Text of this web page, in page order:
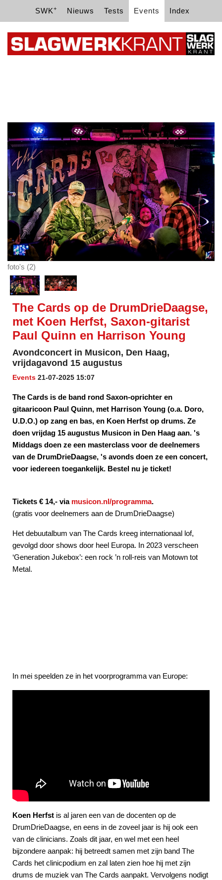
SWK+ Nieuws Tests Events Index
foto's (2)
The Cards op de DrumDrieDaagse,
met Koen Herfst, Saxon-gitarist
Paul Quinn en Harrison Young
Avondconcert in Musicon, Den Haag,
vrijdagavond 15 augustus
Events 21-07-2025 15:07
The Cards is de band rond Saxon-oprichter en
gitaaricoon Paul Quinn, met Harrison Young (o.a. Doro,
U.D.O.) op zang en bas, en Koen Herfst op drums. Ze
doen vrijdag 15 augustus Musicon in Den Haag aan. 's
Middags doen ze een masterclass voor de deelnemers
van de DrumDrieDaagse, 's avonds doen ze een concert,
voor iedereen toegankelijk. Bestel nu je ticket!
Tickets € 14,- via musicon.nl/programma.
(gratis voor deelnemers aan de DrumDrieDaagse)
Het debuutalbum van The Cards kreeg internationaal lof,
gevolgd door shows door heel Europa. In 2023 verscheen
‘Generation Jukebox’: een rock ’n roll-reis van Motown tot
Metal.
In mei speelden ze in het voorprogramma van Europe:
Koen Herfst is al jaren een van de docenten op de
DrumDrieDaagse, en eens in de zoveel jaar is hij ook een
van de clinicians. Zoals dit jaar, en wel met een heel
bijzondere aanpak: hij betreedt samen met zijn band The
Cards het clinicpodium en zal laten zien hoe hij met zijn
drums de muziek van The Cards aanpakt. Vervolgens nodigt